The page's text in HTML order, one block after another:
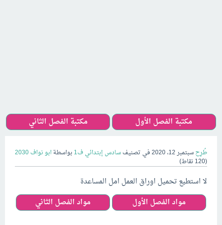
مكتبة الفصل الأول مكتبة الفصل الثاني
طُرِحسبتمبر 12، 2020 في تصنيفسادس إبتدائي ف1 بواسطةابو نواف 2030
(
120نقاط)
لا استطيع تحميل اوراق العمل امل المساعدة
مواد الفصل الأول
مواد الفصل الثاني